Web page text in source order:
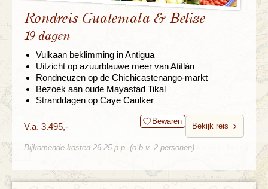
Rondreis Guatemala & Belize
19 dagen
Vulkaan beklimming in Antigua
Uitzicht op azuurblauwe meer van Atitlán
Rondneuzen op de Chichicastenango-markt
Bezoek aan oude Mayastad Tikal
Stranddagen op Caye Caulker
V.a. 3.495,- Bewaren
Bekijk reis
Bijkomende kosten 26,25 p.p. (o.b.v. 2 personen)